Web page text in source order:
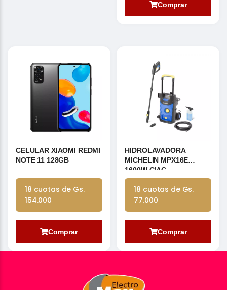
Comprar
CELULAR XIAOMI REDMI
NOTE 11 128GB
18 cuotas de Gs.
154.000
Comprar
HIDROLAVADORA
MICHELIN MPX16E
1600W C/AC
18 cuotas de Gs.
77.000
Comprar